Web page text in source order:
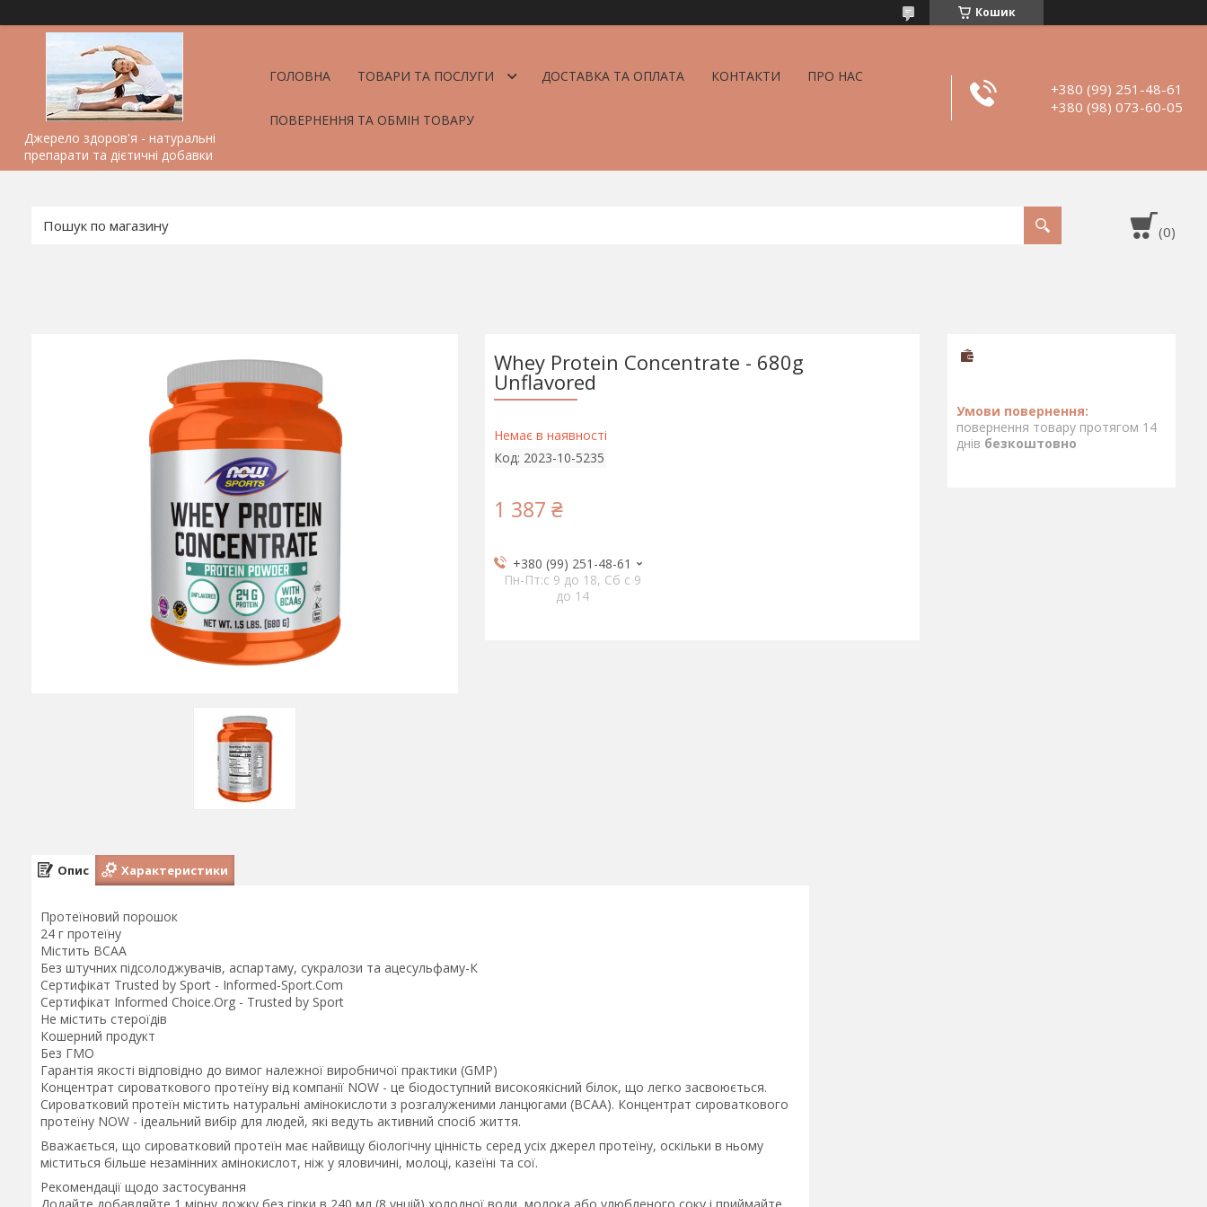
Кошик
Джерело здоров'я - натуральні
препарати та дієтичні добавки
ГОЛОВНА ТОВАРИ ТА ПОСЛУГИ ДОСТАВКА ТА ОПЛАТА КОНТАКТИ ПРО НАС
ПОВЕРНЕННЯ ТА ОБМІН ТОВАРУ
+380 (99) 251-48-61
+380 (98) 073-60-05
Whey Protein Concentrate - 680g
Unflavored
Немає в наявності
Код: 2023-10-5235
1 387 ₴
+380 (99) 251-48-61
Пн-Пт:c 9 до 18, Сб с 9
до 14
повернення товару протягом 14
днів безкоштовно
Опис Характеристики
Протеїновий порошок
24 г протеїну
Містить BCAA
Без штучних підсолоджувачів, аспартаму, сукралози та ацесульфаму-К
Сертифікат Trusted by Sport - Informed-Sport.Com
Сертифікат Informed Choice.Org - Trusted by Sport
Не містить стероїдів
Кошерний продукт
Без ГМО
Гарантія якості відповідно до вимог належної виробничої практики (GMP)
Концентрат сироваткового протеїну від компанії NOW - це біодоступний високоякісний білок, що легко засвоюється.
Сироватковий протеїн містить натуральні амінокислоти з розгалуженими ланцюгами (BCAA). Концентрат сироваткового
протеїну NOW - ідеальний вибір для людей, які ведуть активний спосіб життя.
Вважається, що сироватковий протеїн має найвищу біологічну цінність серед усіх джерел протеїну, оскільки в ньому
міститься більше незамінних амінокислот, ніж у яловичині, молоці, казеїні та сої.
Рекомендації щодо застосування